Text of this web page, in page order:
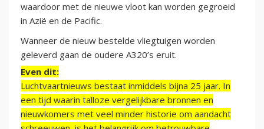
waardoor met de nieuwe vloot kan worden gegroeid
in Azië en de Pacific.
Wanneer de nieuw bestelde vliegtuigen worden
geleverd gaan de oudere A320’s eruit.
Even dit:
Luchtvaartnieuws bestaat inmiddels bijna 25 jaar. In
een tijd waarin talloze vergelijkbare bronnen en
nieuwkomers met veel minder historie om aandacht